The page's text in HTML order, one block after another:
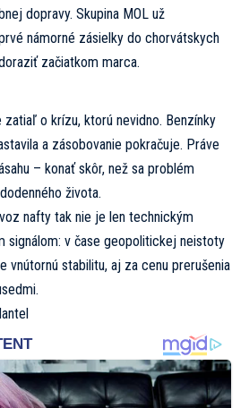
dopravy. Skupina MOL už
námorné zásielky do chorvátskych
začiatkom marca.
o krízu, ktorú nevidno. Benzínky
a zásobovanie pokračuje. Práve
– konať skôr, než sa problém
života.
nafty tak nie je len technickým
signálom: v čase geopolitickej neistoty
vnútornú stabilitu, aj za cenu prerušenia